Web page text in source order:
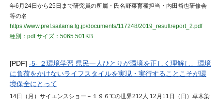
年6月24日から25日まで研究員の所属・氏名野菜育種担当・内田裕也研修会
等の名
https://www.pref.saitama.lg.jp/documents/117248/2019_resultreport_2.pdf
種別：pdfサイズ：5065.501KB
[PDF] -5- ２環境学習 県民一人ひとりが環境を正しく理解し、環境
に負荷をかけないライフスタイルを実現・実行することこそが環
境保全にとって
14日（月）サイエンスショー－１９６℃の世界212人 12月11日（日）草木染